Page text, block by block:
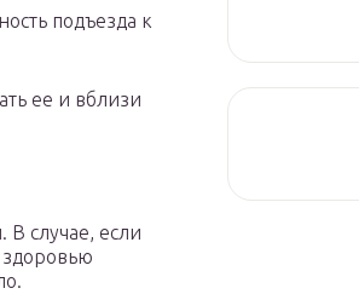
подъезда к
ее и вблизи
случае, если